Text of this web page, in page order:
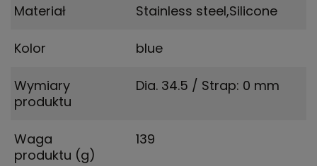
Materiał Stainless steel,Silicone
Kolor blue
Wymiary
produktu
Dia. 34.5 / Strap: 0 mm
Waga
produktu (g)
139